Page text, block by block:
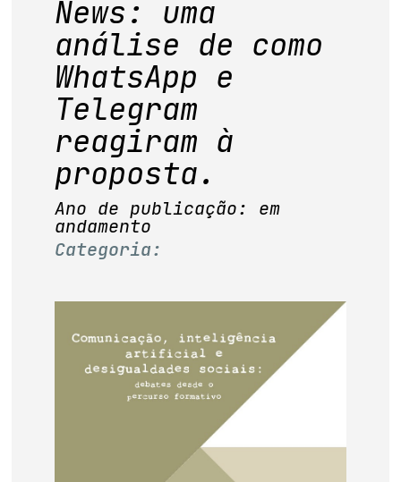
artigos em periódicos
anais de eventos
capítulos de livros
base de dados
publicações na mídia
News: uma
análise de como
WhatsApp e
Telegram
reagiram à
proposta.
Ano de publicação: em
andamento
Categoria: